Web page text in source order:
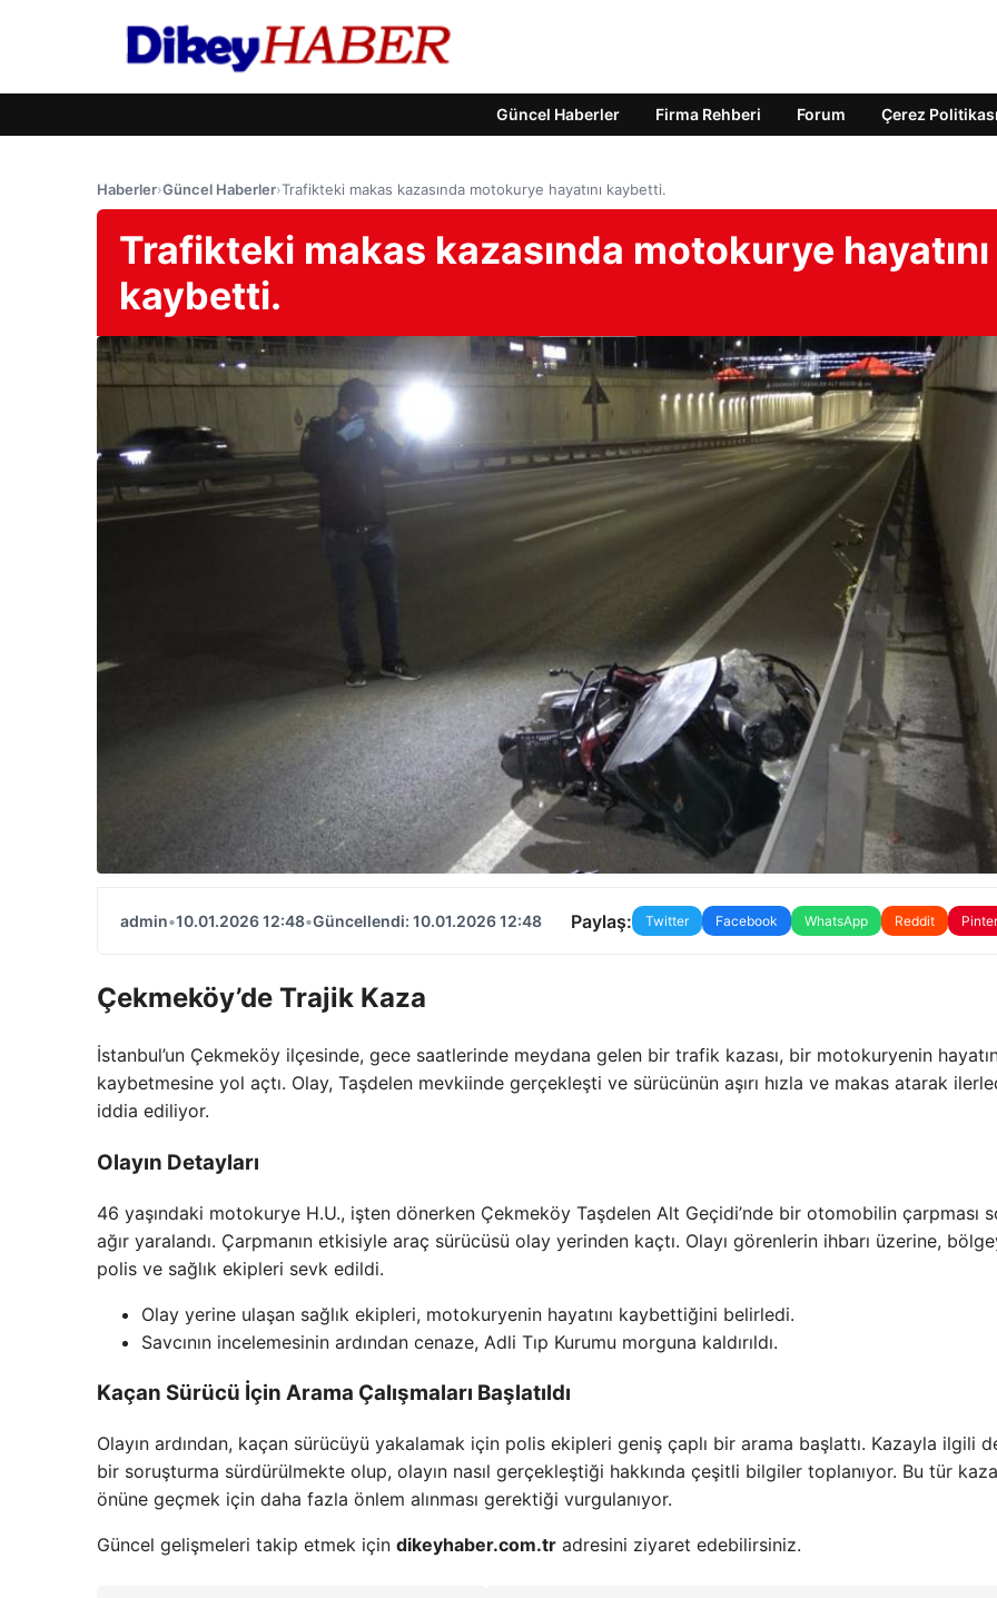
Güncel Haberler Firma Rehberi Forum Çerez Politikası
Haberler›Güncel Haberler›Trafikteki makas kazasında motokurye hayatını kaybetti.
Trafikteki makas kazasında motokurye hayatını
kaybetti.
admin•10.01.2026 12:48•Güncellendi: 10.01.2026 12:48 Paylaş: Twitter Facebook WhatsApp Reddit
Çekmeköy’de Trajik Kaza
İstanbul’un Çekmeköy ilçesinde, gece saatlerinde meydana gelen bir trafik kazası, bir motokuryenin
kaybetmesine yol açtı. Olay, Taşdelen mevkiinde gerçekleşti ve sürücünün aşırı hızla ve makas atarak
iddia ediliyor.
Olayın Detayları
46 yaşındaki motokurye H.U., işten dönerken Çekmeköy Taşdelen Alt Geçidi’nde bir otomobilin çarpması
ağır yaralandı. Çarpmanın etkisiyle araç sürücüsü olay yerinden kaçtı. Olayı görenlerin ihbarı üzerine,
polis ve sağlık ekipleri sevk edildi.
Olay yerine ulaşan sağlık ekipleri, motokuryenin hayatını kaybettiğini belirledi.
Savcının incelemesinin ardından cenaze, Adli Tıp Kurumu morguna kaldırıldı.
Kaçan Sürücü İçin Arama Çalışmaları Başlatıldı
Olayın ardından, kaçan sürücüyü yakalamak için polis ekipleri geniş çaplı bir arama başlattı. Kazayla ilgili
bir soruşturma sürdürülmekte olup, olayın nasıl gerçekleştiği hakkında çeşitli bilgiler toplanıyor. Bu tür
önüne geçmek için daha fazla önlem alınması gerektiği vurgulanıyor.
Güncel gelişmeleri takip etmek için dikeyhaber.com.tr adresini ziyaret edebilirsiniz.